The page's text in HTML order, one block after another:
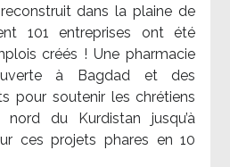
dans la plaine de
101 entreprises ont été
créés ! Une pharmacie
à Bagdad et des
pour soutenir les chrétiens
du Kurdistan jusqu’à
ces projets phares en 10